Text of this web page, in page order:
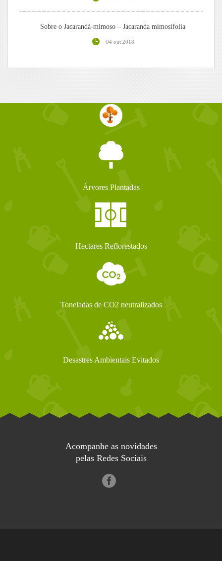
Sobre o Jacarandá-mimoso – Jacaranda mimosifolia
04 out 2018
Árvores Plantadas
Hectares Reflorestados
Toneladas de CO2 neutralizados
Desastres Ambientais Evitados
Acompanhe as novidades
pelas Redes Sociais